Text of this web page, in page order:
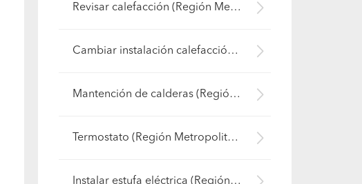
Revisar calefacción (Región Metropolitana - Santiago)
Cambiar instalación calefacción (Región Metropolitana - Santiago)
Mantención de calderas (Región Metropolitana - Santiago)
Termostato (Región Metropolitana - Santiago)
Instalar estufa eléctrica (Región Metropolitana - Santiago)